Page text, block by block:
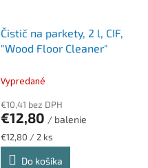
Čistič na parkety, 2 l, CIF,
"Wood Floor Cleaner"
Vypredané
€10,41 bez DPH
€12,80 / balenie
Jednotková
cena:
€12,80 / 2 ks
Do košíka